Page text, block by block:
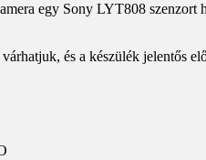
egy Sony LYT808
és a készülék jelentős